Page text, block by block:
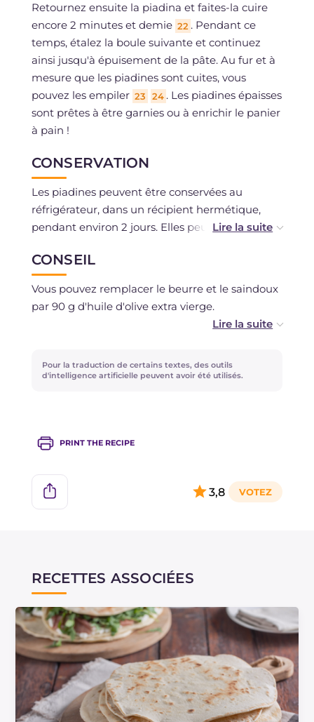
Retournez ensuite la piadina et faites-la cuire
encore 2 minutes et demie 22 . Pendant ce
temps, étalez la boule suivante et continuez
ainsi jusqu'à épuisement de la pâte. Au fur et à
mesure que les piadines sont cuites, vous
pouvez les empiler 23 24 . Les piadines épaisses
sont prêtes à être garnies ou à enrichir le panier
à pain !
CONSERVATION
Les piadines peuvent être conservées au
réfrigérateur, dans un récipient hermétique,
pendant environ 2 jours. Elles peuvent être
CONSEIL
Vous pouvez remplacer le beurre et le saindoux
par 90 g d'huile d'olive extra vierge.
même quantité d'eau.
Pour la traduction de certains textes, des outils
d'intelligence artificielle peuvent avoir été utilisés.
PRINT THE RECIPE
3,8
RECETTES ASSOCIÉES